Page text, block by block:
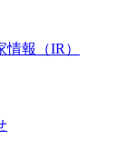
報（IR）